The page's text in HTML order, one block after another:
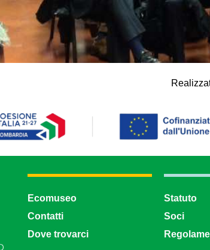
Ecomuseo
Contatti
Dove trovarci
Statuto
Soci